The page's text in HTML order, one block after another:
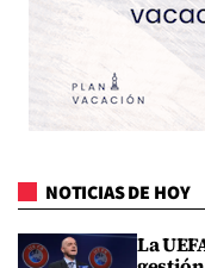
NOTICIAS DE HOY
La